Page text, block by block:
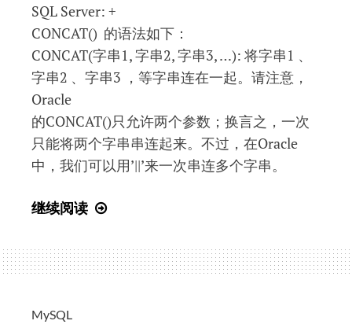
SQL Server: +
CONCAT() 的语法如下：
CONCAT(字串1, 字串2, 字串3, …): 将字串1 、
字串2 、字串3 ，等字串连在一起。请注意，
Oracle
的CONCAT()只允许两个参数；换言之，一次
只能将两个字串串连起来。不过，在Oracle
中，我们可以用’||’来一次串连多个字串。
继续阅读
门
教
MySQL